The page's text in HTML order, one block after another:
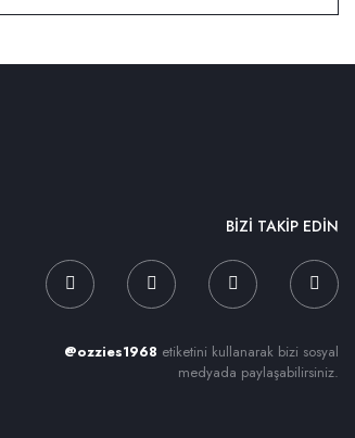
BİZİ TAKİP EDİN
@ozzies1968 etiketini kullanarak bizi sosyal
medyada paylaşabilirsiniz.